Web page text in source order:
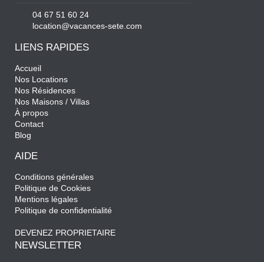
04 67 51 60 24
location@vacances-sete.com
LIENS RAPIDES
Accueil
Nos Locations
Nos Résidences
Nos Maisons / Villas
À propos
Contact
Blog
AIDE
Conditions générales
Politique de Cookies
Mentions légales
Politique de confidentialité
DEVENEZ PROPRIETAIRE
NEWSLETTER